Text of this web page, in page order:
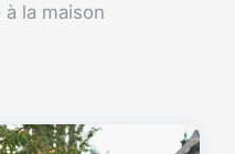
la maison